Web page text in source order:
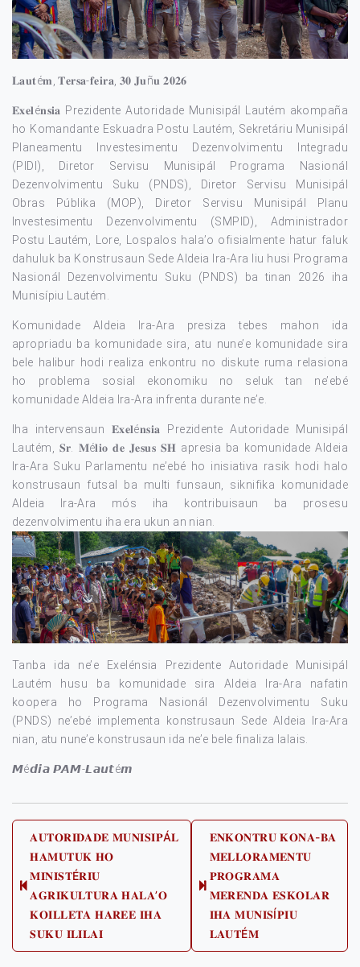
𝐋𝐚𝐮𝐭é𝐦, 𝐓𝐞𝐫𝐬𝐚-𝐟𝐞𝐢𝐫𝐚, 𝟑𝟎 𝐉𝐮ñ𝐮 𝟐𝟎𝟐𝟔
𝐄𝐱𝐞𝐥é𝐧𝐬𝐢𝐚 Prezidente Autoridade Munisipál Lautém akompaña
ho Komandante Eskuadra Postu Lautém, Sekretáriu Munisipál
Planeamentu Investesimentu Dezenvolvimentu Integradu
(PIDI), Diretor Servisu Munisipál Programa Nasionál
Dezenvolvimentu Suku (PNDS), Diretor Servisu Munisipál
Obras Públika (MOP), Diretor Servisu Munisipál Planu
Investesimentu Dezenvolvimentu (SMPID), Administrador
Postu Lautém, Lore, Lospalos hala’o ofisialmente hatur faluk
dahuluk ba Konstrusaun Sede Aldeia Ira-Ara liu husi Programa
Nasionál Dezenvolvimentu Suku (PNDS) ba tinan 2026 iha
Munisípiu Lautém.
Komunidade Aldeia Ira-Ara presiza tebes mahon ida
apropriadu ba komunidade sira, atu nune’e komunidade sira
bele halibur hodi realiza enkontru no diskute ruma relasiona
ho problema sosial ekonomiku no seluk tan ne’ebé
komunidade Aldeia Ira-Ara infrenta durante ne’e.
Iha intervensaun 𝐄𝐱𝐞𝐥é𝐧𝐬𝐢𝐚 Prezidente Autoridade Munisipál
Lautém, 𝐒𝐫. 𝐌é𝐥𝐢𝐨 𝐝𝐞 𝐉𝐞𝐬𝐮𝐬 𝐒𝐇 apresia ba komunidade Aldeia
Ira-Ara Suku Parlamentu ne’ebé ho inisiativa rasik hodi halo
konstrusaun futsal ba multi funsaun, siknifika komunidade
Aldeia Ira-Ara mós iha kontribuisaun ba prosesu
dezenvolvimentu iha era ukun an nian.
Tanba ida ne’e Exelénsia Prezidente Autoridade Munisipál
Lautém husu ba komunidade sira Aldeia Ira-Ara nafatin
koopera ho Programa Nasionál Dezenvolvimentu Suku
(PNDS) ne’ebé implementa konstrusaun Sede Aldeia Ira-Ara
nian, atu nune’e konstrusaun ida ne’e bele finaliza lalais.
𝙈é𝙙𝙞𝙖 𝙋𝘼𝙈-𝙇𝙖𝙪𝙩é𝙢
Post
navigation
Previous
post:
𝐀𝐔𝐓𝐎𝐑𝐈𝐃𝐀𝐃𝐄 𝐌𝐔𝐍𝐈𝐒𝐈𝐏Á𝐋
𝐇𝐀𝐌𝐔𝐓𝐔𝐊 𝐇𝐎
𝐌𝐈𝐍𝐈𝐒𝐓É𝐑𝐈𝐔
𝐀𝐆𝐑𝐈𝐊𝐔𝐋𝐓𝐔𝐑𝐀 𝐇𝐀𝐋𝐀’𝐎
𝐊𝐎𝐈𝐋𝐋𝐄𝐓𝐀 𝐇𝐀𝐑𝐄𝐄 𝐈𝐇𝐀
𝐒𝐔𝐊𝐔 𝐈𝐋𝐈𝐋𝐀𝐈
Next
post:
𝐄𝐍𝐊𝐎𝐍𝐓𝐑𝐔 𝐊𝐎𝐍𝐀-𝐁𝐀
𝐌𝐄𝐋𝐋𝐎𝐑𝐀𝐌𝐄𝐍𝐓𝐔
𝐏𝐑𝐎𝐆𝐑𝐀𝐌𝐀
𝐌𝐄𝐑𝐄𝐍𝐃𝐀 𝐄𝐒𝐊𝐎𝐋𝐀𝐑
𝐈𝐇𝐀 𝐌𝐔𝐍𝐈𝐒Í𝐏𝐈𝐔
𝐋𝐀𝐔𝐓É𝐌